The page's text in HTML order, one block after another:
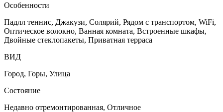
Особенности
Падлл теннис, Джакузи, Солярий, Рядом с транспортом, WiFi,
Оптическое волокно, Ванная комната, Встроенные шкафы,
Двойные стеклопакеты, Приватная терраса
ВИД
Город, Горы, Улица
Состояние
Недавно отремонтированная, Отличное